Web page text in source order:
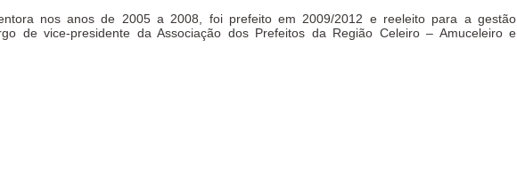
nos anos de 2005 a 2008, foi prefeito em 2009/2012 e reeleito para a gestão
de vice-presidente da Associação dos Prefeitos da Região Celeiro – Amuceleiro e